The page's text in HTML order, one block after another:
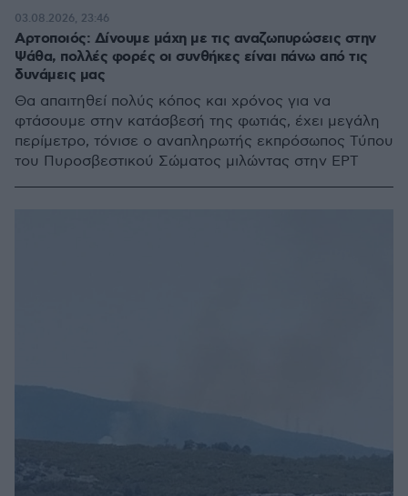
Αρτοποιός: Δίνουμε μάχη με τις αναζωπυρώσεις στην
Ψάθα, πολλές φορές οι συνθήκες είναι πάνω από τις
δυνάμεις μας
Θα απαιτηθεί πολύς κόπος και χρόνος για να
φτάσουμε στην κατάσβεσή της φωτιάς, έχει μεγάλη
περίμετρο, τόνισε ο αναπληρωτής εκπρόσωπος Τύπου
του Πυροσβεστικού Σώματος μιλώντας στην ΕΡΤ
03.08.2026, 23:46